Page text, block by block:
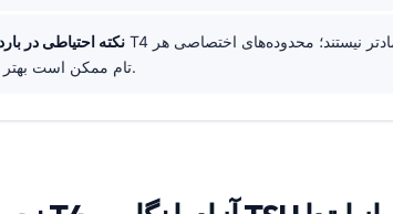
نکته احتیاطی در
سه‌ماهه یا T4 تام ممکن است بهتر باشد.